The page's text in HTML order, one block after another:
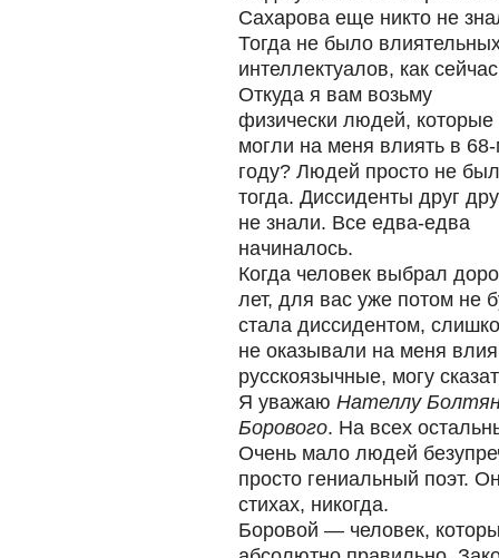
Сахарова еще никто не
Тогда не было
интеллектуалов, как
Откуда я вам возьму
физически людей, которые
могли на меня влиять в
году? Людей просто не
тогда. Диссиденты друг
не знали. Все едва-едва
начиналось.
Когда человек выбрал
лет, для вас уже потом не
стала диссидентом,
не оказывали на меня
русскоязычные, могу
Я уважаю Нателлу
Борового. На всех
Очень мало людей
просто гениальный поэт.
стихах, никогда.
Боровой — человек,